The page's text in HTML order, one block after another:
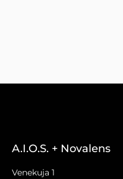
A.I.O.S. + Novalens
Venekuja 1